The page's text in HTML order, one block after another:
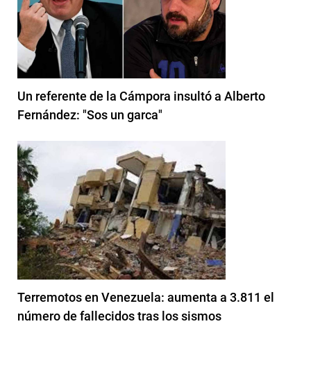
Un referente de la Cámpora insultó a Alberto
Fernández: "Sos un garca"
Terremotos en Venezuela: aumenta a 3.811 el
número de fallecidos tras los sismos